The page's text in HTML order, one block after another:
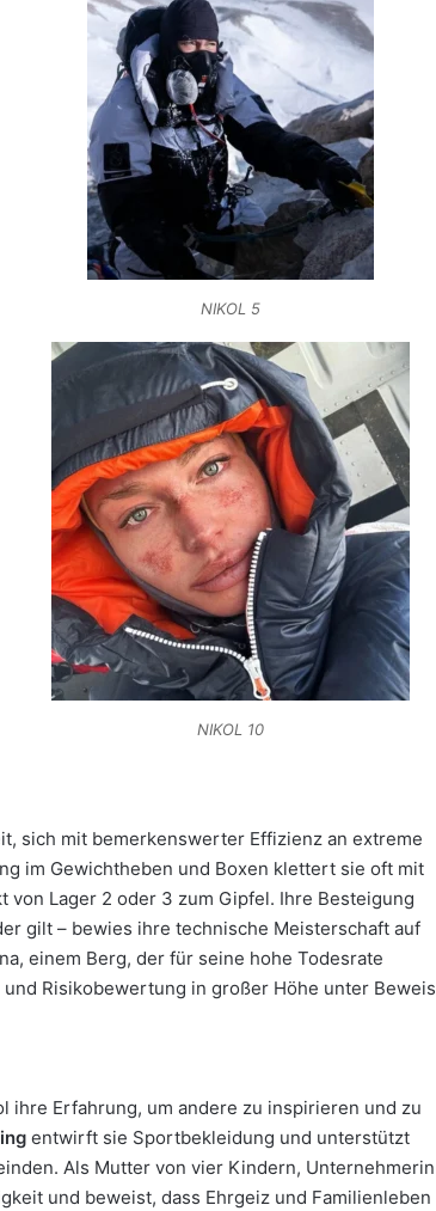
NIKOL 5
NIKOL 10
sich mit bemerkenswerter Effizienz an extreme
im Gewichtheben und Boxen klettert sie oft mit
Lager 2 oder 3 zum Gipfel. Ihre Besteigung
gilt – bewies ihre technische Meisterschaft auf
einem Berg, der für seine hohe Todesrate
Risikobewertung in großer Höhe unter Beweis
Erfahrung, um andere zu inspirieren und zu
entwirft sie Sportbekleidung und unterstützt
Als Mutter von vier Kindern, Unternehmerin
und beweist, dass Ehrgeiz und Familienleben